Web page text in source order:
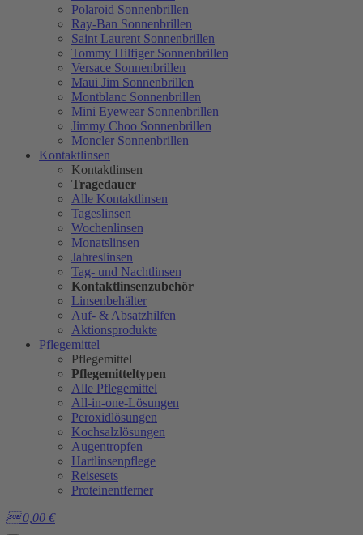
Polaroid Sonnenbrillen
Ray-Ban Sonnenbrillen
Saint Laurent Sonnenbrillen
Tommy Hilfiger Sonnenbrillen
Versace Sonnenbrillen
Maui Jim Sonnenbrillen
Montblanc Sonnenbrillen
Mini Eyewear Sonnenbrillen
Jimmy Choo Sonnenbrillen
Moncler Sonnenbrillen
Kontaktlinsen
Kontaktlinsen
Tragedauer
Alle Kontaktlinsen
Tageslinsen
Wochenlinsen
Monatslinsen
Jahreslinsen
Tag- und Nachtlinsen
Kontaktlinsenzubehör
Linsenbehälter
Auf- & Absatzhilfen
Aktionsprodukte
Pflegemittel
Pflegemittel
Pflegemitteltypen
Alle Pflegemittel
All-in-one-Lösungen
Peroxidlösungen
Kochsalzlösungen
Augentropfen
Hartlinsenpflege
Reisesets
Proteinentferner
 0,00 €